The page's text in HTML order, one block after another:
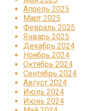
Апрель 2025
Март 2025
Февраль 2025
Январь 2025
Декабрь 2024
Ноябрь 2024
Октябрь 2024
Сентябрь 2024
Август 2024
Июль 2024
Июнь 2024